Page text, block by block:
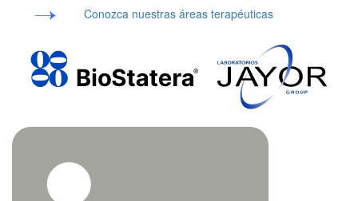
Conozca nuestras áreas terapéuticas